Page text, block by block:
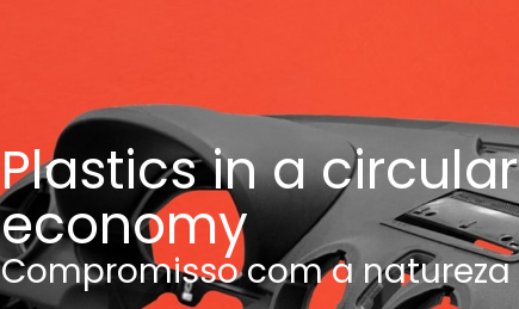
Plastics in a circular
economy
Compromisso com a natureza